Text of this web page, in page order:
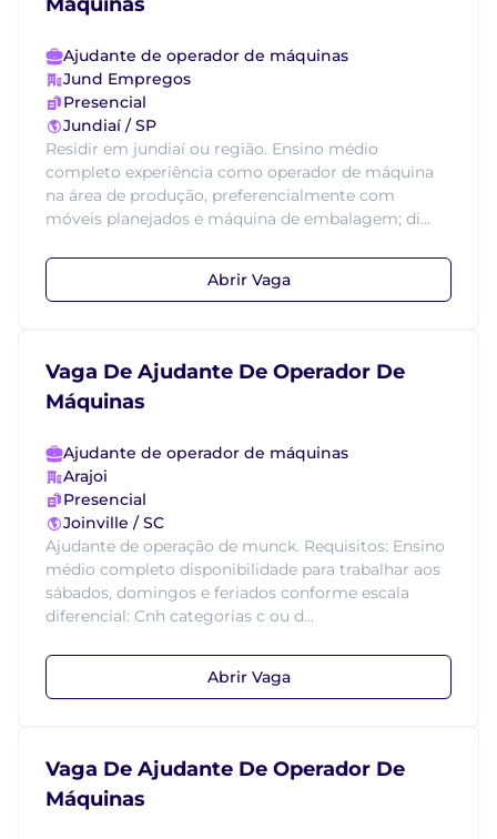
Ajudante de operador de máquinas
Jund Empregos
Presencial
Jundiaí / SP
Residir em jundiaí ou região. Ensino médio
completo experiência como operador de máquina
na área de produção, preferencialmente com
móveis planejados e máquina de embalagem; di...
Abrir Vaga
Vaga De Ajudante De Operador De
Máquinas
Ajudante de operador de máquinas
Arajoi
Presencial
Joinville / SC
Ajudante de operação de munck. Requisitos: Ensino
médio completo disponibilidade para trabalhar aos
sábados, domingos e feriados conforme escala
diferencial: Cnh categorias c ou d...
Abrir Vaga
Vaga De Ajudante De Operador De
Máquinas